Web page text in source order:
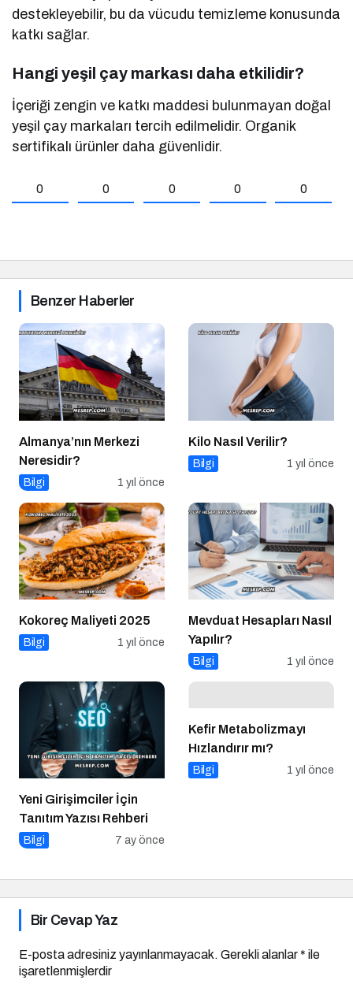
destekleyebilir, bu da vücudu temizleme konusunda
katkı sağlar.
Hangi yeşil çay markası daha etkilidir?
İçeriği zengin ve katkı maddesi bulunmayan doğal
yeşil çay markaları tercih edilmelidir. Organik
sertifikalı ürünler daha güvenlidir.
0 0 0 0 0
Benzer Haberler
Almanya’nın Merkezi
Neresidir?
Bilgi 1 yıl önce
Kilo Nasıl Verilir?
Bilgi 1 yıl önce
Kokoreç Maliyeti 2025
Bilgi 1 yıl önce
Mevduat Hesapları Nasıl
Yapılır?
Bilgi 1 yıl önce
Yeni Girişimciler İçin
Tanıtım Yazısı Rehberi
Bilgi 7 ay önce
Kefir Metabolizmayı
Hızlandırır mı?
Bilgi 1 yıl önce
Bir Cevap Yaz
E-posta adresiniz yayınlanmayacak. Gerekli alanlar* ile
işaretlenmişlerdir